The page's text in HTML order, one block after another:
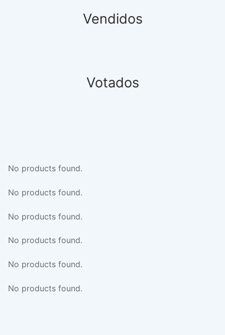
Vendidos
Votados
No products found.
No products found.
No products found.
No products found.
No products found.
No products found.